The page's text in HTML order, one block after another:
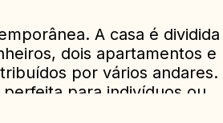
A casa é dividida
dois apartamentos e
por vários andares.
para indivíduos ou